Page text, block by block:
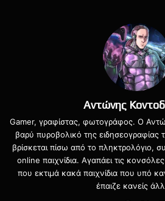
H Rebellion υπόσχεται πως το νέο
έρχεται βελτιωμένο σε πολλές
όπλων και το σύστημα traversal
είναι πιο προχωρημένα από ποτέ.
Τέλος το παιχνίδι θα προσφέρει
Αντώνης
Gamer, γραφίστας, φωτογράφος. Ο
βαρύ πυροβολικό της
βρίσκεται πίσω από το πληκτρολόγιο,
online παιχνίδια. Αγαπάει τις
που εκτιμά κακά παιχνίδια που υπό
έπαιζε κανείς